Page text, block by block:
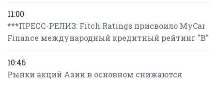
11:00
***ПРЕСС-РЕЛИЗ: Fitch Ratings присвоило MyCar
Finance международный кредитный рейтинг "B"
10:46
Рынки акций Азии в основном снижаются